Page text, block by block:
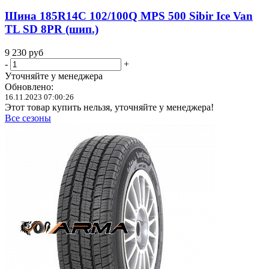
Шина 185R14C 102/100Q MPS 500 Sibir Ice Van
TL SD 8PR (шип.)
9 230 руб
-
+
Уточняйте у менеджера
Обновлено:
16.11.2023 07:00:26
Этот товар купить нельзя, уточняйте у менеджера!
Все сезоны